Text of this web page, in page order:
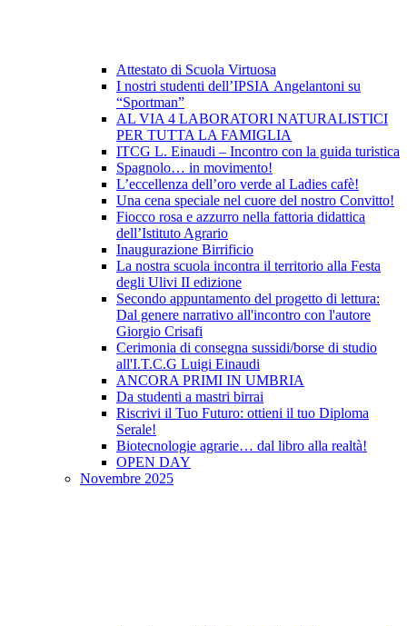
Attestato di Scuola Virtuosa
I nostri studenti dell’IPSIA Angelantoni su
“Sportman”
AL VIA 4 LABORATORI NATURALISTICI
PER TUTTA LA FAMIGLIA
ITCG L. Einaudi – Incontro con la guida turistica
Spagnolo… in movimento!
L’eccellenza dell’oro verde al Ladies cafè!
Una cena speciale nel cuore del nostro Convitto!
Fiocco rosa e azzurro nella fattoria didattica
dell’Istituto Agrario
Inaugurazione Birrificio
La nostra scuola incontra il territorio alla Festa
degli Ulivi II edizione
Secondo appuntamento del progetto di lettura:
Dal genere narrativo all'incontro con l'autore
Giorgio Crisafi
Cerimonia di consegna sussidi/borse di studio
all'I.T.C.G Luigi Einaudi
ANCORA PRIMI IN UMBRIA
Da studenti a mastri birrai
Riscrivi il Tuo Futuro: ottieni il tuo Diploma
Serale!
Biotecnologie agrarie… dal libro alla realtà!
OPEN DAY
Novembre 2025